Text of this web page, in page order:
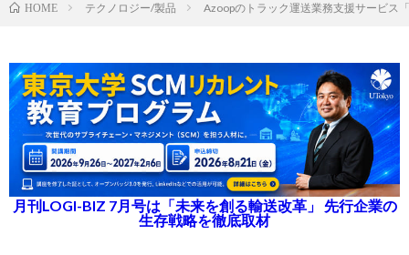
HOME テクノロジー/製品 Azoopのトラック運送業務支援サービス
月刊LOGI-BIZ 7月号は「未来を創る輸送改革」 先行企業の
生存戦略を徹底取材